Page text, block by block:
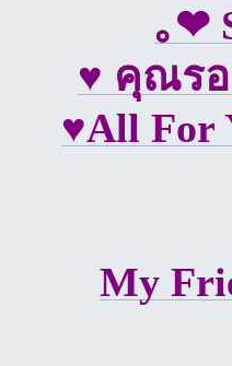
｡❤
♥ คุณรอ
♥All For
My